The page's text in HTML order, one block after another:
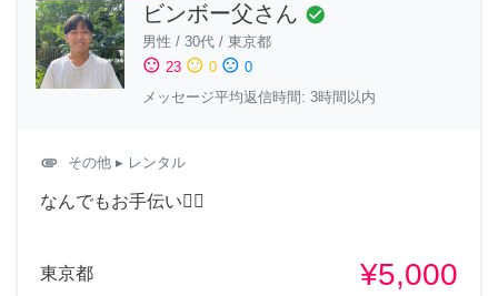
ビンボー父さん check_circle
男性 / 30代 / 東京都
sentiment_satisfied 23 sentiment_neutral 0 sentiment_dissatisfied 0
メッセージ平均返信時間: 3時間以内
attachment その他 ▸ レンタル
なんでもお手伝い🙇‍♂️
東京都 ¥5,000